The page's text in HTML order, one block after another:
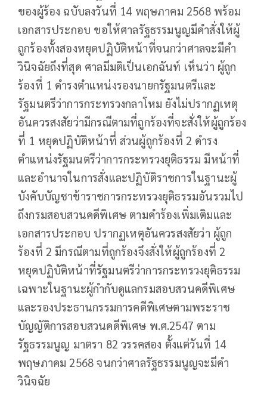
ของผู้ร้อง ฉบับลงวันที่ 14 พฤษภาคม 2568 พร้อม
เอกสารประกอบ ขอให้ศาลรัฐธรรมนูญมีคำสั่งให้ผู้
ถูกร้องทั้งสองหยุดปฏิบัติหน้าที่จนกว่าศาลจะมีคำ
วินิจฉัยถึงที่สุด ศาลมีมติเป็นเอกฉันท์ เห็นว่า ผู้ถูก
ร้องที่ 1 ดำรงตำแหน่งรองนายกรัฐมนตรีและ
รัฐมนตรีว่าการกระทรวงกลาโหม ยังไม่ปรากฏเหตุ
อันควรสงสัยว่ามีกรณีตามที่ถูกร้องที่จะสั่งให้ผู้ถูกร้อง
ที่ 1 หยุดปฏิบัติหน้าที่ ส่วนผู้ถูกร้องที่ 2 ดำรง
ตำแหน่งรัฐมนตรีว่าการกระทรวงยุติธรรม มีหน้าที่
และอำนาจในการสั่งและปฏิบัติราชการในฐานะผู้
บังคับบัญชาข้าราชการกระทรวงยุติธรรมอันรวมไป
ถึงกรมสอบสวนคดีพิเศษ ตามคำร้องเพิ่มเติมและ
เอกสารประกอบ ปรากฏเหตุอันควรสงสัยว่า ผู้ถูก
ร้องที่ 2 มีกรณีตามที่ถูกร้องจึงสั่งให้ผู้ถูกร้องที่ 2
หยุดปฏิบัติหน้าที่รัฐมนตรีว่าการกระทรวงยุติธรรม
เฉพาะในฐานะผู้กำกับดูแลกรมสอบสวนคดีพิเศษ
และรองประธานกรรมการคดีพิเศษตามพระราช
บัญญัติการสอบสวนคดีพิเศษ พ.ศ.2547 ตาม
รัฐธรรมนูญ มาตรา 82 วรรคสอง ตั้งแต่วันที่ 14
พฤษภาคม 2568 จนกว่าศาลรัฐธรรมนูญจะมีคำ
วินิจฉัย